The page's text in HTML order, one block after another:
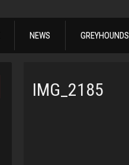
NEWS GREYHOUNDS
IMG_2185